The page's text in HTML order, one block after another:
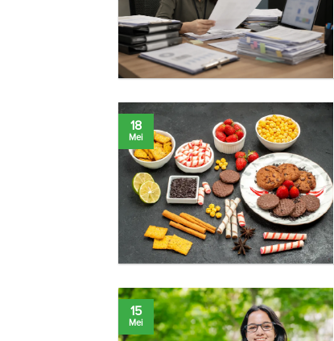
18
Mei
15
Mei